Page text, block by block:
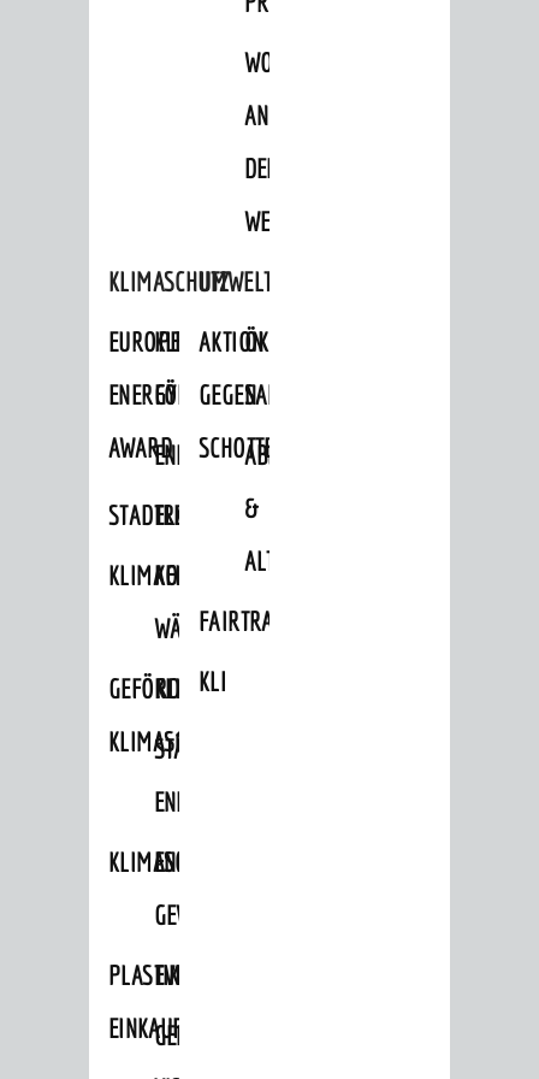
WOHNBEBAUUNG
AN
DER
WEINBERGSTRASSE
KLIMASCHUTZ
EUROPEAN
ENERGY
AWARD
KLIMASCHUTZ-
FÖRDERPROGRAMME
ENERGIEBERATUNG
STADTRADELN
ELEKTROMOBILITÄTSBERATUNG
KLIMAFITKOMMUNALE
WÄRMEPLANUNG
GEFÖRDERTE
KLIMASCHUTZMASSNAHMEN
KLIMASCHUTZKONZEPT
STÄDTISCHES
ENERGIEMANAGEMENT
KLIMASCHUTZKOMMISSION
ENERGIEKARAWANE
GEWERBE
PLASTIKTÜTENFREIE
EINKAUFSSTADT
EVENTS
GEMEINSAME
UMWELTSCHUTZ
AKTION
GEGEN
SCHOTTERGÄRTEN
ÖKOLOGISCHE
SANIERUNG/WAIDSEE
ABFALL
&
ALTLASTEN
FAIRTRADE
KLEIDERTAUSCHBÖRSE